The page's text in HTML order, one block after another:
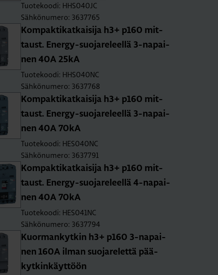
Tuotekoodi: HHS040JC
Sähkönumero: 3637765
Kom­pak­ti­kat­kai­si­ja h3+ p160 mit­
taust. Ener­gy-suo­ja­re­leel­lä 3-na­pai­
nen 40A 25kA
Tuotekoodi: HHS040NC
Sähkönumero: 3637768
Kom­pak­ti­kat­kai­si­ja h3+ p160 mit­
taust. Ener­gy-suo­ja­re­leel­lä 3-na­pai­
nen 40A 70kA
Tuotekoodi: HES040NC
Sähkönumero: 3637791
Kom­pak­ti­kat­kai­si­ja h3+ p160 mit­
taust. Ener­gy-suo­ja­re­leel­lä 4-na­pai­
nen 40A 70kA
Tuotekoodi: HES041NC
Sähkönumero: 3637794
Kuor­man­kyt­kin h3+ p160 3-na­pai­
nen 160A ilman suo­ja­re­let­tä pää­
kyt­kin­käyt­töön